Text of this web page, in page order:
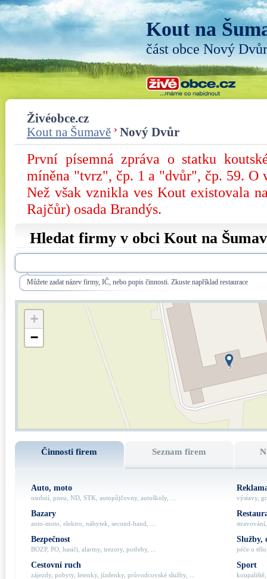
Kout na
část obce Nový Dvůr
Živéobce.cz
Kout na Šumavě
Nový Dvůr
První písemná zpráva o statku
míněna "tvrz", čp. 1 a "dvůr", čp. 59. O
Než však vznikla ves Kout existovala
Rajčůr) osada Brandýs.
Hledat firmy v obci Kout na
Můžete zadat název firmy, IČ, nebo popis činnosti. Zkuste například restaurace
+
−
Činnosti firem Seznam firem
Auto, moto
osobní, pneu, ND, STK, autopůjčovny, autoškoly, ...
Bazary
auto-moto, elektro, nábytek, second-hand, ...
Bezpečnost
BOZP, PO, hasiči, alarmy, trezory, potřeby, ...
Cestovní ruch
zájezdy, pobyty, letenky, jízdenky, průvodcovské služby, ...
výstavy,
Služby,
péče o
Sport